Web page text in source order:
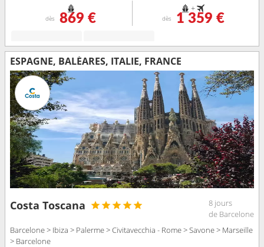
dès 869 €
+
dès 1 359 €
ESPAGNE, BALÉARES, ITALIE, FRANCE
Costa Toscana
8 jours
de Barcelone
Barcelone > Ibiza > Palerme > Civitavecchia - Rome > Savone > Marseille
> Barcelone